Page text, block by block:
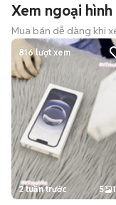
Xem ngoại
Mua bán dễ dàng khi
816lượt xem
2 tuần trước 5 1